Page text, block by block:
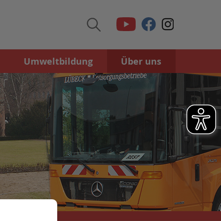
Umweltbildung Über uns